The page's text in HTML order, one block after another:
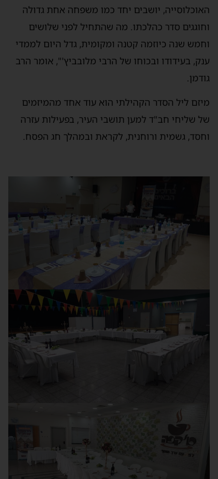
האוכלוסייה, יושבים יחד כמו משפחה אחת גדולה
וחוגגים סדר כהלכתו. מה שהתחיל לפני שלושים
וחמש שנה כיוזמה קטנה ומקומית, גדל היום לממדי
ענק, בעידודו ובכוחו של הרבי מלובביץ'", אומר הרב
גודמן.
מיזם ליל הסדר הקהילתי הוא עוד אחד מהמיזמים
של שליחי חב"ד למען תושבי העיר, בפעילות עזרה
וחסד, גשמית ורוחנית, לקראת ובמהלך חג הפסח.